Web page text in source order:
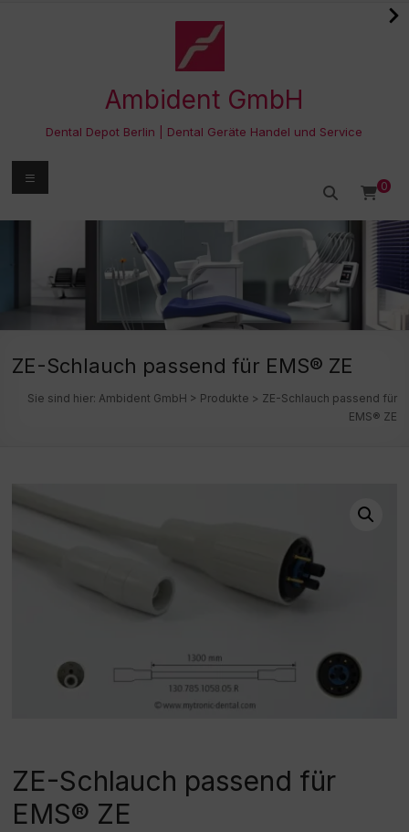
Ambident GmbH
Dental Depot Berlin | Dental Geräte Handel und Service
0
Menü
ZE-Schlauch passend für EMS® ZE
Sie sind hier: Ambident GmbH > Produkte > ZE-Schlauch passend für
EMS® ZE
ZE-Schlauch passend für
EMS® ZE